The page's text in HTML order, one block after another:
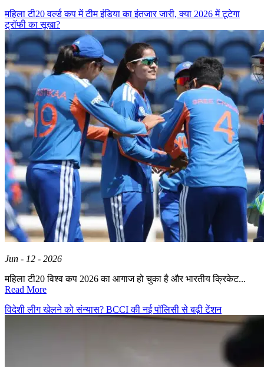
महिला टी20 वर्ल्ड कप में टीम इंडिया का इंतजार जारी, क्या 2026 में टूटेगा
ट्रॉफी का सूखा?
Jun - 12 - 2026
महिला टी20 विश्व कप 2026 का आगाज हो चुका है और भारतीय क्रिकेट...
Read More
विदेशी लीग खेलने को संन्यास? BCCI की नई पॉलिसी से बढ़ी टेंशन